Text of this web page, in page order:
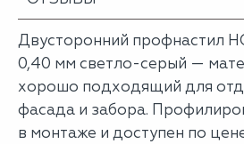
Двусторонний профнастил
0,40 мм светло-серый —
хорошо подходящий для
фасада и забора.
в монтаже и доступен по